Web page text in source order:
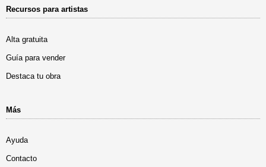
Recursos para artistas
Alta gratuita
Guía para vender
Destaca tu obra
Más
Ayuda
Contacto